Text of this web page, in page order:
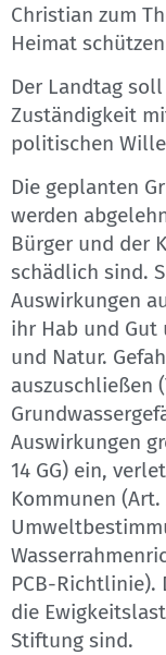
Christian zum
Heimat
Der Landtag
Zuständigkeit
politischen
Die geplanten
werden
Bürger und der
schädlich sind.
Auswirkungen
ihr Hab und Gut
und Natur.
auszuschließen
Auswirkungen
14 GG) ein,
Kommunen
PCB-Richtlinie).
die
Stiftung sind.